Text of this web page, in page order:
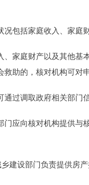
括家庭收入、家庭财
庭财产以及其他基本
救助的，核对机构可对
调取政府相关部门信
向核对机构提供与核
设部门负责提供房产